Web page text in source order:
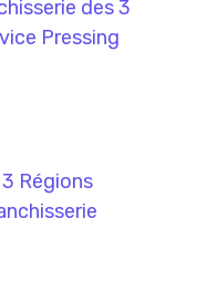
des 3
Pressing
Régions